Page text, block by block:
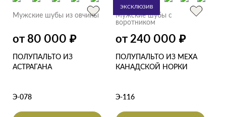
Мужские шубы из овчины
от 80 000 ₽
ПОЛУПАЛЬТО ИЗ
АСТРАГАНА
Э-078
ЭКСКЛЮЗИВ
Мужские шубы с
воротником
от 240 000 ₽
ПОЛУПАЛЬТО ИЗ МЕХА
КАНАДСКОЙ НОРКИ
Э-116